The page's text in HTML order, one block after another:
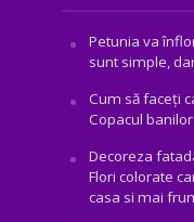
Petunia va
sunt simple,
Cum să faceți
Copacul
Decoreza
Flori colorate
casa si mai